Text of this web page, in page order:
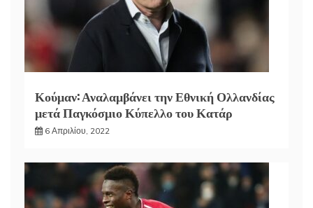
Κούμαν: Αναλαμβάνει την Εθνική Ολλανδίας
μετά Παγκόσμιο Κύπελλο του Κατάρ
6 Απριλίου, 2022